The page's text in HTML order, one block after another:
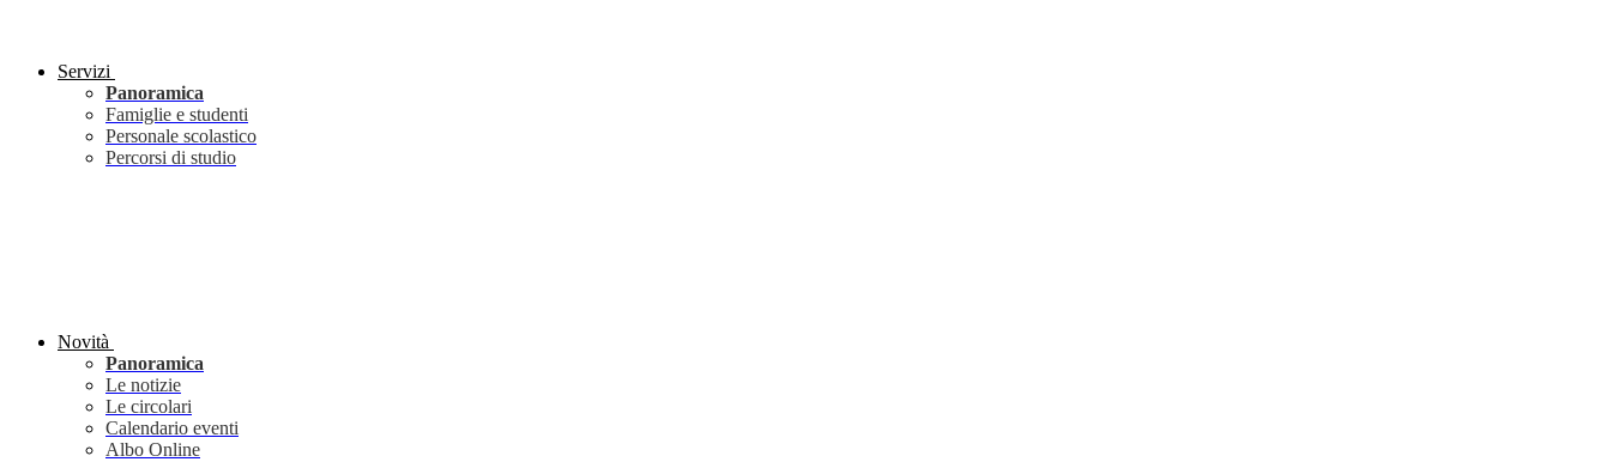
Servizi
Panoramica
Famiglie e studenti
Personale scolastico
Percorsi di studio
Novità
Panoramica
Le notizie
Le circolari
Calendario eventi
Albo Online